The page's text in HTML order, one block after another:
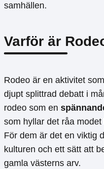
samhällen.
Varför är
Rodeo är en aktivitet
djupt splittrad debatt i
rodeo som en
som hyllar det råa
För dem är det en viktig
kulturen och ett sätt att
gamla västerns arv.